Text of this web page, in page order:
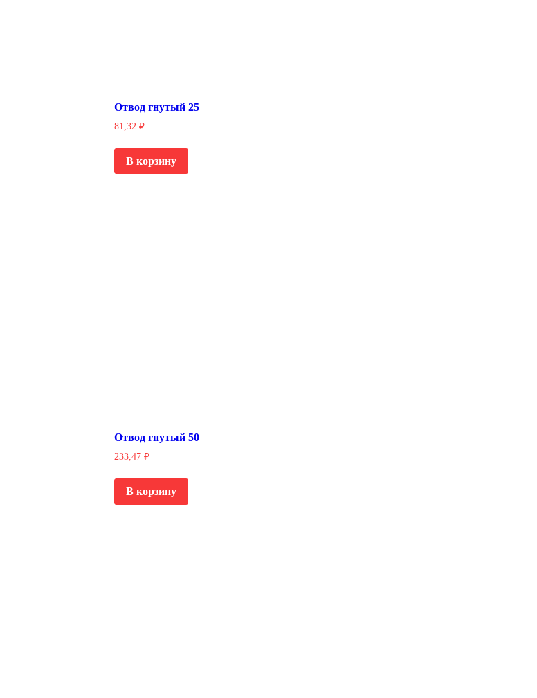
Отвод гнутый 25
81,32 ₽
В корзину
Отвод гнутый 50
233,47 ₽
В корзину